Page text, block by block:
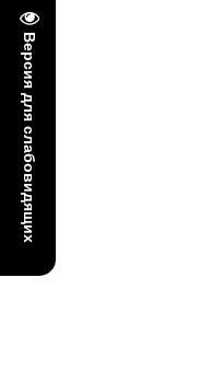
Версия для слабовидящих